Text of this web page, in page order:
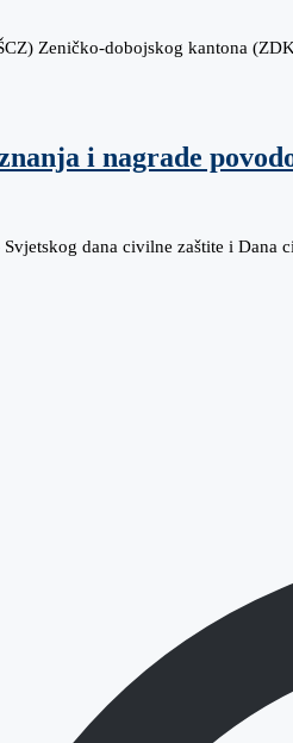
Zeničko-dobojskog kantona
i nagrade
dana civilne zaštite i